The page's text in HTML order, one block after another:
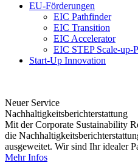
EU-Förderungen
EIC Pathfinder
EIC Transition
EIC Accelerator
EIC STEP Scale-up-
Start-Up Innovation
Neuer Service
Nachhaltigkeitsberichterstattung
Mit der Corporate Sustainability
die
ausgeweitet. Wir sind Ihr idealer
Mehr Infos